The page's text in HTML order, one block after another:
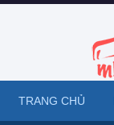
TRANG CHỦ